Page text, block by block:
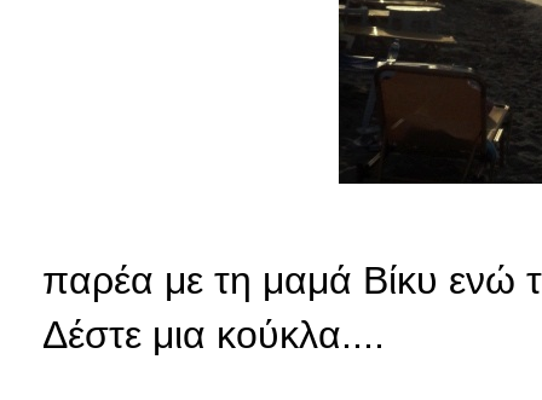
παρέα με τη μαμά Βίκυ ενώ
Δέστε μια κούκλα....